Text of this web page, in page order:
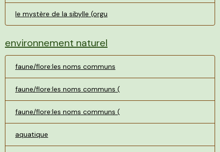
le mystère de la sibylle (orgu
environnement naturel
faune/flore:les noms communs
faune/flore:les noms communs (
faune/flore:les noms communs (
aquatique